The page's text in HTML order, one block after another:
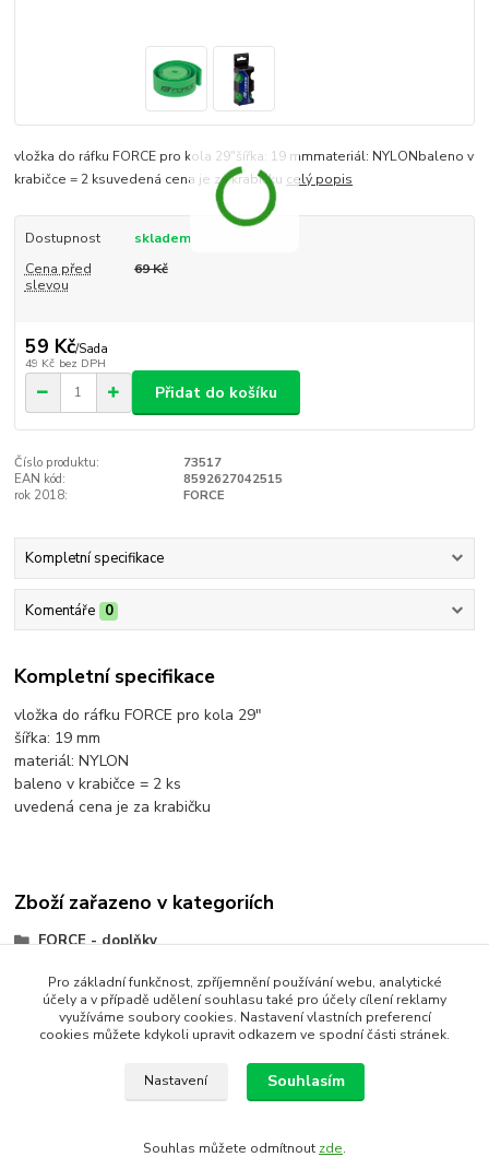
vložka do ráfku FORCE pro kola 29"šířka: 19 mmmateriál: NYLONbaleno v
krabičce = 2 ksuvedená cena je za krabičku celý popis
Dostupnost
skladem
Cena před
slevou
69 Kč
59 Kč/Sada
49 Kč bez DPH
Přidat do košíku
Číslo produktu:
73517
EAN kód:
8592627042515
rok 2018:
FORCE
Kompletní specifikace
Komentáře 0
Kompletní specifikace
vložka do ráfku FORCE pro kola 29"
šířka: 19 mm
materiál: NYLON
baleno v krabičce = 2 ks
uvedená cena je za krabičku
Zboží zařazeno v kategoriích
FORCE - doplňky
Ráfky, ráfkové vložky
Ráfkové vložky
Pro základní funkčnost, zpříjemnění používání webu, analytické
účely a v případě udělení souhlasu také pro účely cílení reklamy
využíváme soubory cookies. Nastavení vlastních preferencí
cookies můžete kdykoli upravit odkazem ve spodní části stránek.
Nastavení Souhlasím
Souhlas můžete odmítnout zde.